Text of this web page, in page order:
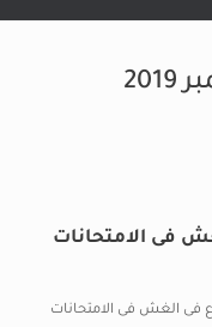
فى الامتحانات
الغش فى الامتحانات